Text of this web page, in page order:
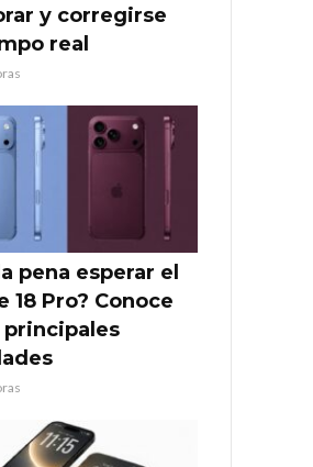
y corregirse
real
pena esperar el
18 Pro? Conoce
principales